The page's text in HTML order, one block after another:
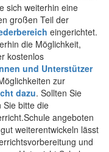
sich weiterhin eine
großen Teil der
eingerichtet.
die Möglichkeit,
kostenlos
und Unterstützer
zur
dazu. Sollten Sie
Sie bitte die
angeboten
weiterentwickeln lässt
und